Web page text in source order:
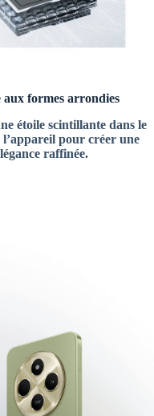
aux formes arrondies
étoile scintillante dans le
pour créer une
raffinée.